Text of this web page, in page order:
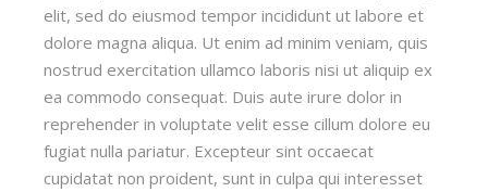
elit, sed do eiusmod tempor incididunt ut labore et
dolore magna aliqua. Ut enim ad minim veniam, quis
nostrud exercitation ullamco laboris nisi ut aliquip ex
ea commodo consequat. Duis aute irure dolor in
reprehender in voluptate velit esse cillum dolore eu
fugiat nulla pariatur. Excepteur sint occaecat
cupidatat non proident, sunt in culpa qui interesset